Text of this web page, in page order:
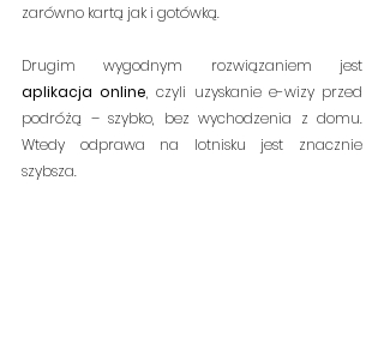
zarówno kartą jak i gotówką.
aplikacja online, czyli uzyskanie e-wizy przed
podróżą – szybko, bez wychodzenia z domu.
Wtedy odprawa na lotnisku jest znacznie
szybsza.